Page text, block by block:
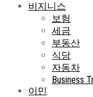
비지니스
보험
세금
부동산
식당
자동차
Business
이민